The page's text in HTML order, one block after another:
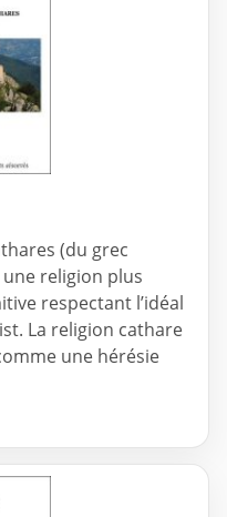
(du grec
religion plus
respectant l’idéal
La religion cathare
une hérésie